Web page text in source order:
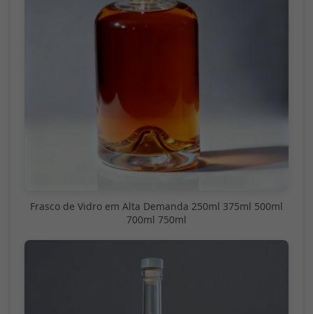
Frasco de Vidro em Alta Demanda 250ml 375ml 500ml
700ml 750ml